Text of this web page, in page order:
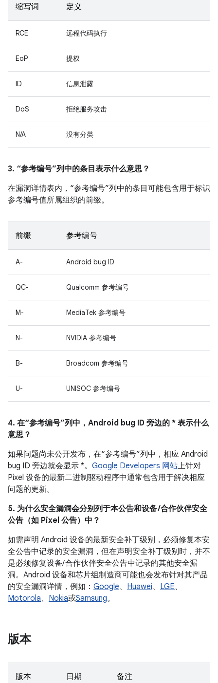
缩写词 定义
RCE 远程代码执行
EoP 提权
ID 信息泄露
DoS 拒绝服务攻击
N/A 没有分类
3. “参考编号”列中的条目表示什么意思？
在漏洞详情表内，“参考编号”列中的条目可能包含用于标识
参考编号值所属组织的前缀。
前缀 参考编号
A- Android bug ID
QC- Qualcomm 参考编号
M- MediaTek 参考编号
N- NVIDIA 参考编号
B- Broadcom 参考编号
U- UNISOC 参考编号
4. 在“参考编号”列中，Android bug ID 旁边的 * 表示什么
意思？
如果问题尚未公开发布，在“参考编号”列中，相应 Android
bug ID 旁边就会显示 *。 Google Developers 网站上针对
Pixel 设备的最新二进制驱动程序中通常包含用于解决相应
问题的更新。
5. 为什么安全漏洞会分别列于本公告和设备 /合作伙伴安全
公告（如 Pixel 公告）中？
如需声明 Android 设备的最新安全补丁级别，必须修复本安
全公告中记录的安全漏洞，但在声明安全补丁级别时，并不
是必须修复设备/ 合作伙伴安全公告中记录的其他安全漏
洞。Android 设备和芯片组制造商可能也会发布针对其产品
的安全漏洞详情，例如： Google、 Huawei、 LGE、
Motorola、 Nokia或Samsung。
版本
版本 日期 备注